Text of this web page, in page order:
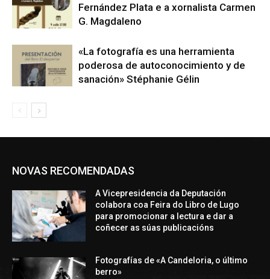
Fernández Plata e a xornalista Carmen
G. Magdaleno
«La fotografía es una herramienta
poderosa de autoconocimiento y de
sanación» Stéphanie Gélin
NOVAS RECOMENDADAS
A Vicepresidencia da Deputación
colabora coa Feira do Libro de Lugo
para promocionar a lectura e dar a
coñecer as súas publicacións
Fotografías de «A Candeloria, o último
berro»